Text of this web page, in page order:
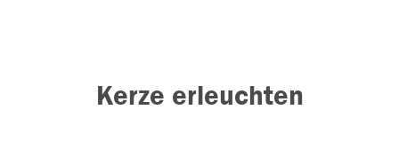
Kerze erleuchten